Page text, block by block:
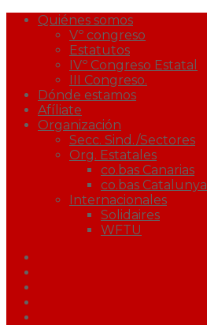
Quiénes somos
Vº congreso
Estatutos
IVº Congreso Estatal
III Congreso.
Dónde estamos
Afíliate
Organización
Secc. Sind./Sectores
Org. Estatales
co.bas Canarias
co.bas Catalunya
Internacionales
Solidaires
WFTU